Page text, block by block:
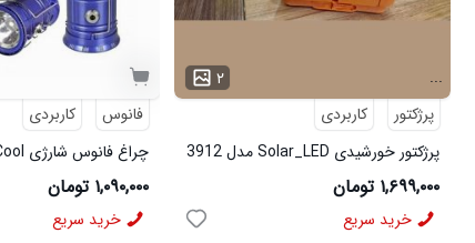
۲
...
پرژکتور
کاربردی
پرژکتور خورشیدی Solar_LED مدل 3912
۱,۶۹۹,۰۰۰ تومان
خرید سریع
فانوس
کاربردی
چراغ فانوس شارژی Cool مدل 3965
۱,۰۹۰,۰۰۰ تومان
خرید سریع